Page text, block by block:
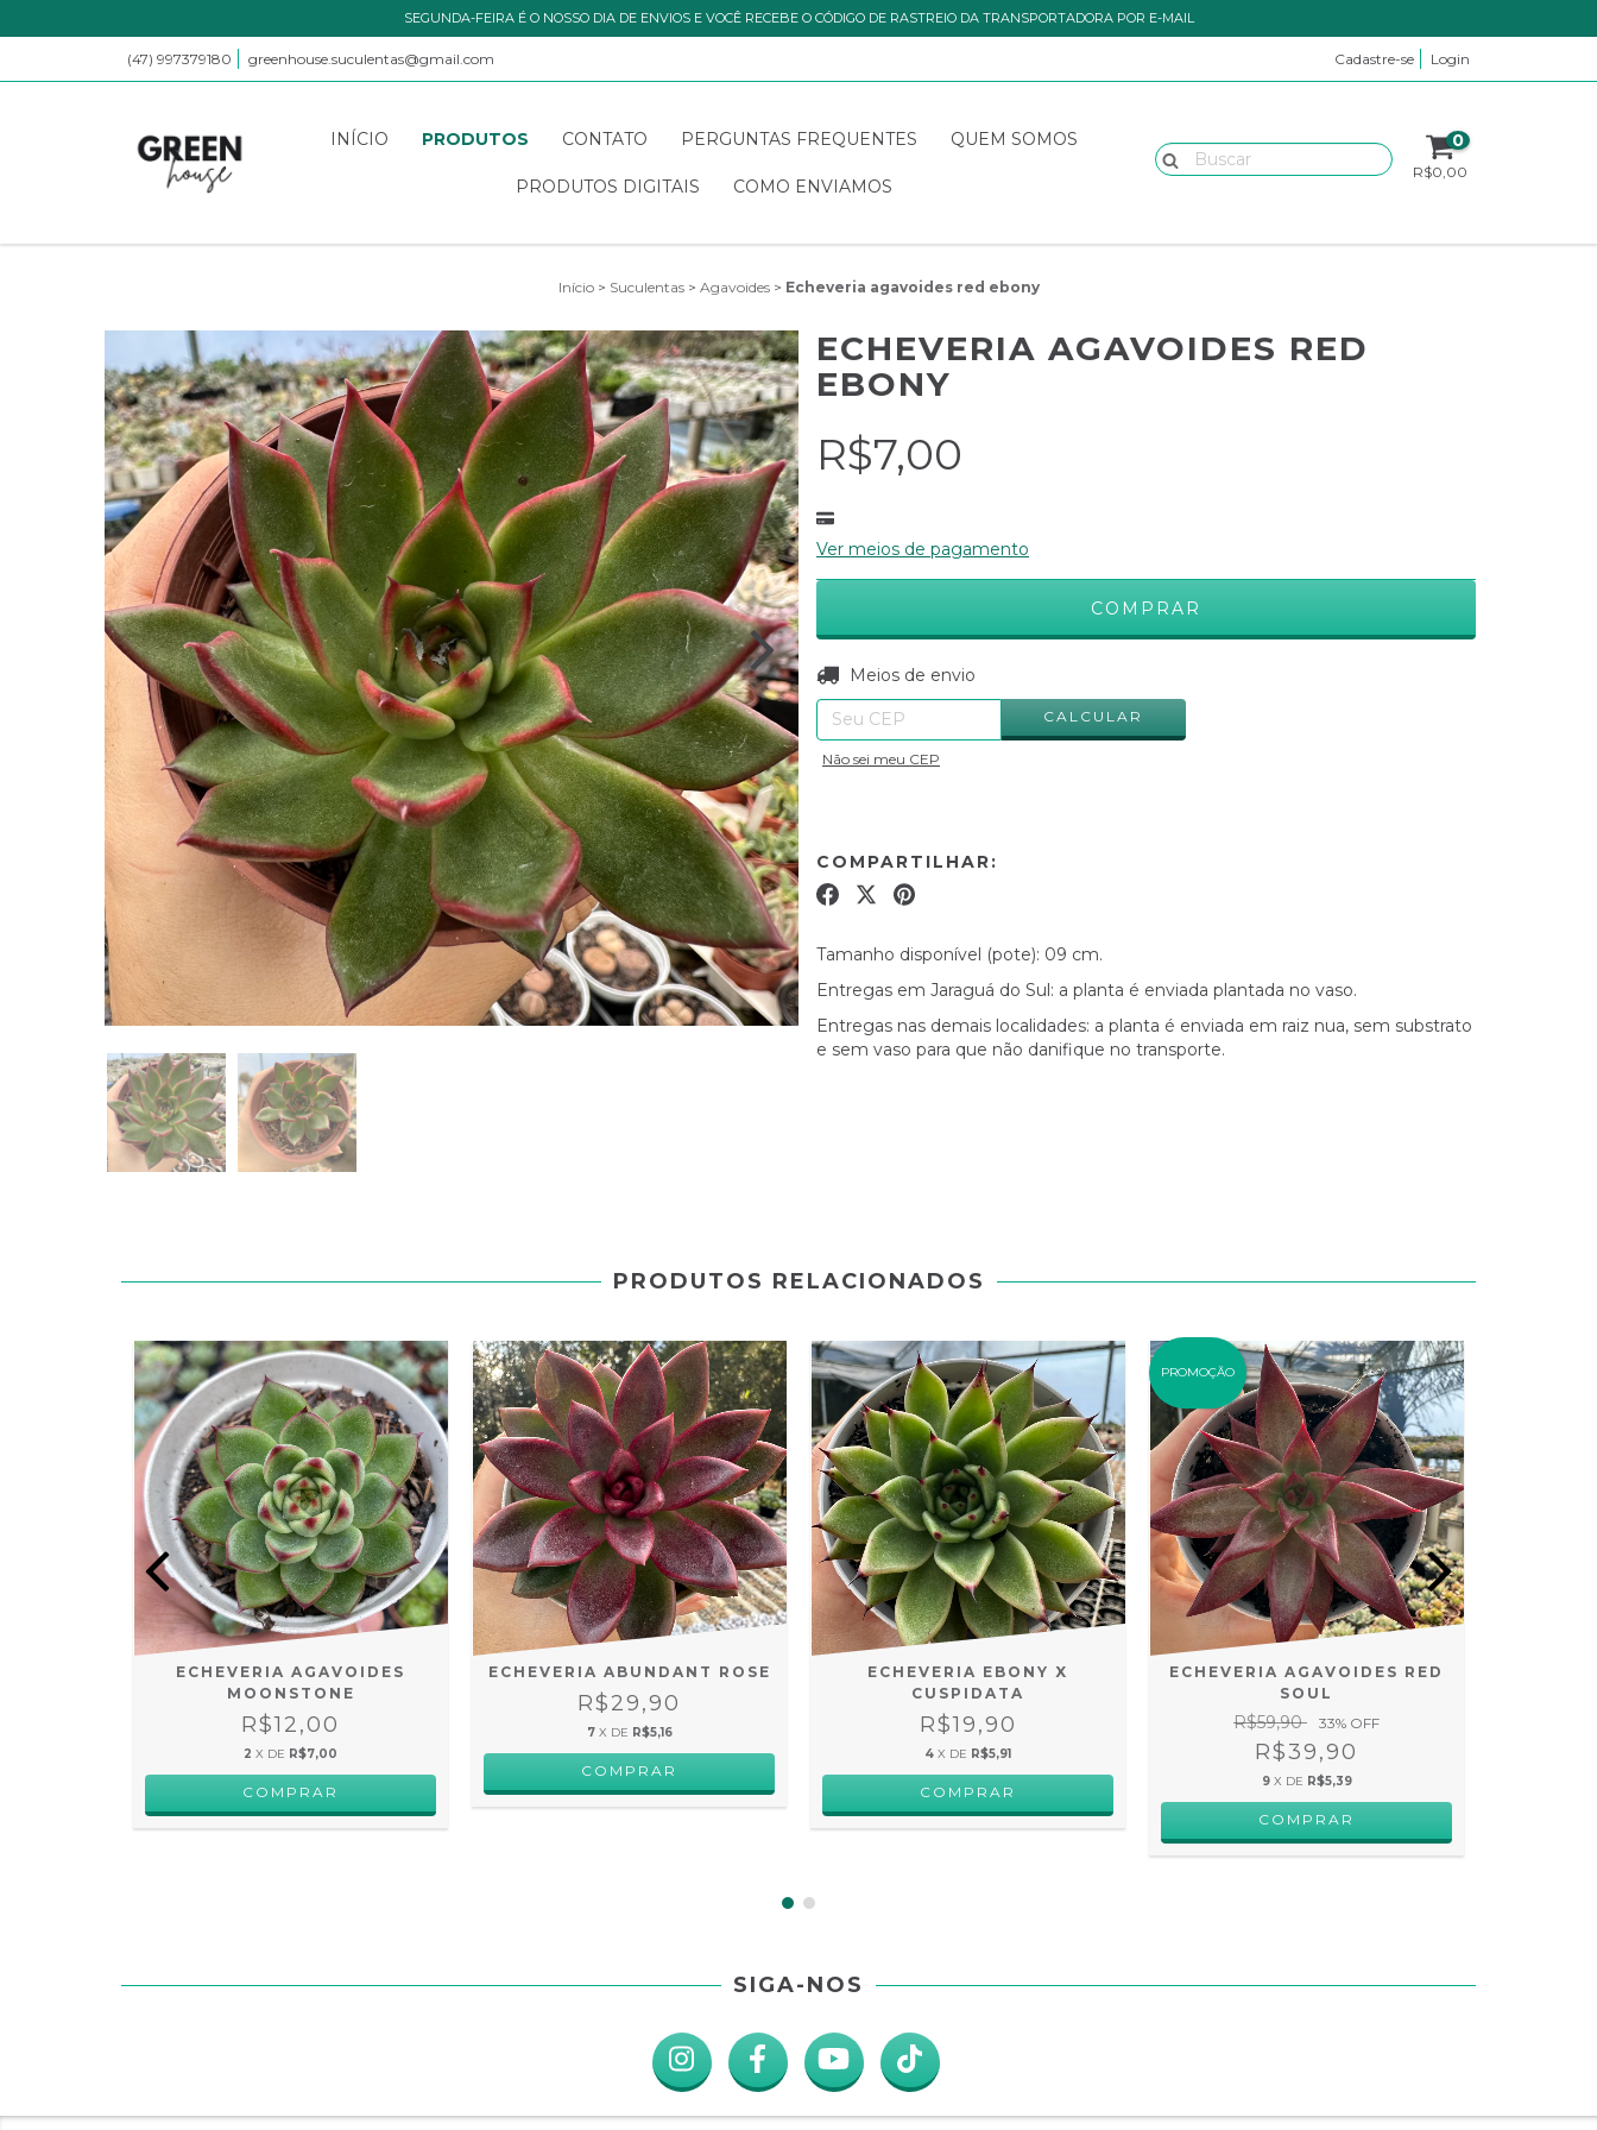
SEGUNDA-FEIRA É O NOSSO DIA DE ENVIOS E VOCÊ RECEBE O CÓDIGO DE RASTREIO DA TRANSPORTADORA POR E-MAIL
(47) 997379180 greenhouse.suculentas@gmail.com Cadastre-se Login
INÍCIO PRODUTOS CONTATO PERGUNTAS FREQUENTES QUEM SOMOS
PRODUTOS DIGITAIS COMO ENVIAMOS
0
R$0,00
Início > Suculentas > Agavoides > Echeveria agavoides red ebony
ECHEVERIA AGAVOIDES RED
EBONY
R$7,00
Ver meios de pagamento
Entregas para o CEP:
Meios de envio
CALCULAR
Não sei meu CEP
COMPARTILHAR:
Tamanho disponível (pote): 09 cm.
Entregas em Jaraguá do Sul: a planta é enviada plantada no vaso.
Entregas nas demais localidades: a planta é enviada em raiz nua, sem substrato
e sem vaso para que não danifique no transporte.
PRODUTOS RELACIONADOS
ECHEVERIA AGAVOIDES
MOONSTONE
R$12,00
2 X DE R$7,00
ECHEVERIA ABUNDANT ROSE
R$29,90
7 X DE R$5,16
ECHEVERIA EBONY X
CUSPIDATA
R$19,90
4 X DE R$5,91
PROMOÇÃO
ECHEVERIA AGAVOIDES RED
SOUL
R$59,90 33% OFF
R$39,90
9 X DE R$5,39
SIGA-NOS